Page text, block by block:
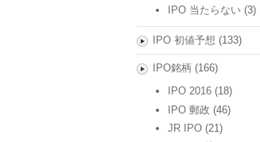
IPO 当たらない (3)
IPO 初値予想 (133)
IPO銘柄 (166)
IPO 2016 (18)
IPO 郵政 (46)
JR IPO (21)